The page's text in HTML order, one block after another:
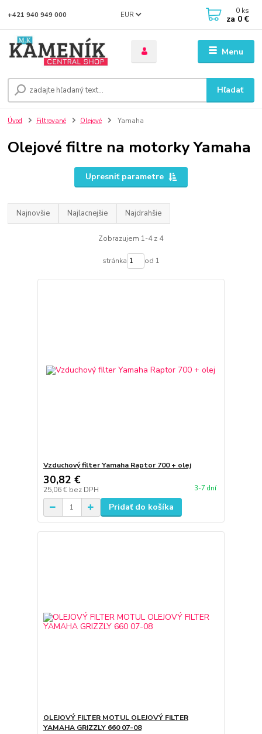
Menu
EUR
Hľadať
+421 940 949 000 0 ks
za 0 €
Úvod Filtrované Olejové Yamaha
Olejové filtre na motorky Yamaha
Upresniť parametre
Najnovšie Najlacnejšie Najdrahšie
Zobrazujem 1-4 z 4
stránka od 1
Vzduchový filter Yamaha Raptor 700 + olej
30,82 €
25,06 € bez DPH 3-7 dní
Pridať do košíka
OLEJOVÝ FILTER MOTUL OLEJOVÝ FILTER
YAMAHA GRIZZLY 660 07-08